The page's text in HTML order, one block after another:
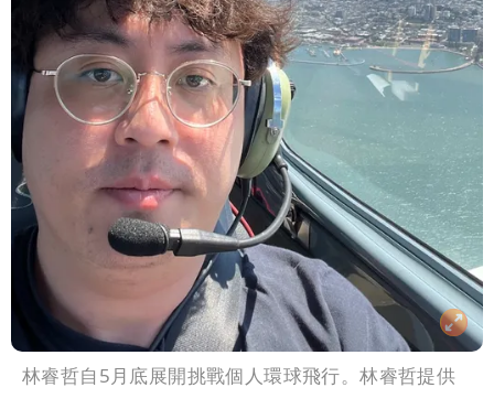
林睿哲自5月底展開挑戰個人環球飛行。林睿哲提供